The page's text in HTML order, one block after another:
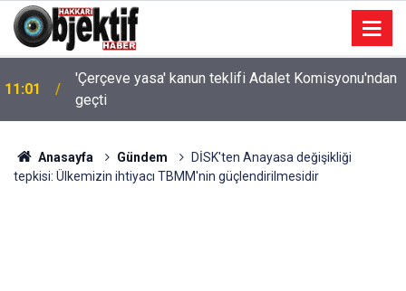
11:01
'Çerçeve yasa' kanun teklifi Adalet Komisyonu'ndan
geçti
Anasayfa Gündem
DİSK'ten Anayasa değişikliği
tepkisi: Ülkemizin ihtiyacı TBMM'nin güçlendirilmesidir